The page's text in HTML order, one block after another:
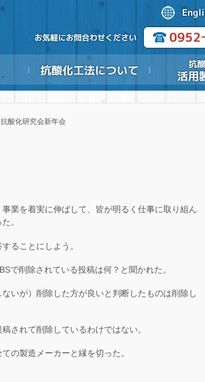
酸化研究会新年会
業を着実に伸ばして、皆が明るく仕事に取り組ん
。
ることにしよう。
で削除されている投稿は何？と聞かれた。
いが）削除した方が良いと判断したものは削除し
されて削除しているわけではない。
の製造メーカーと縁を切った。